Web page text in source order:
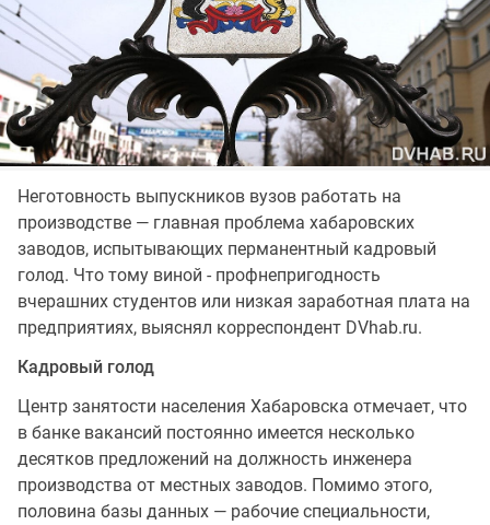
Неготовность выпускников вузов работать на
производстве — главная проблема хабаровских
заводов, испытывающих перманентный кадровый
голод. Что тому виной - профнепригодность
вчерашних студентов или низкая заработная плата на
предприятиях, выяснял корреспондент DVhab.ru.
Кадровый голод
Центр занятости населения Хабаровска отмечает, что
в банке вакансий постоянно имеется несколько
десятков предложений на должность инженера
производства от местных заводов. Помимо этого,
половина базы данных — рабочие специальности,